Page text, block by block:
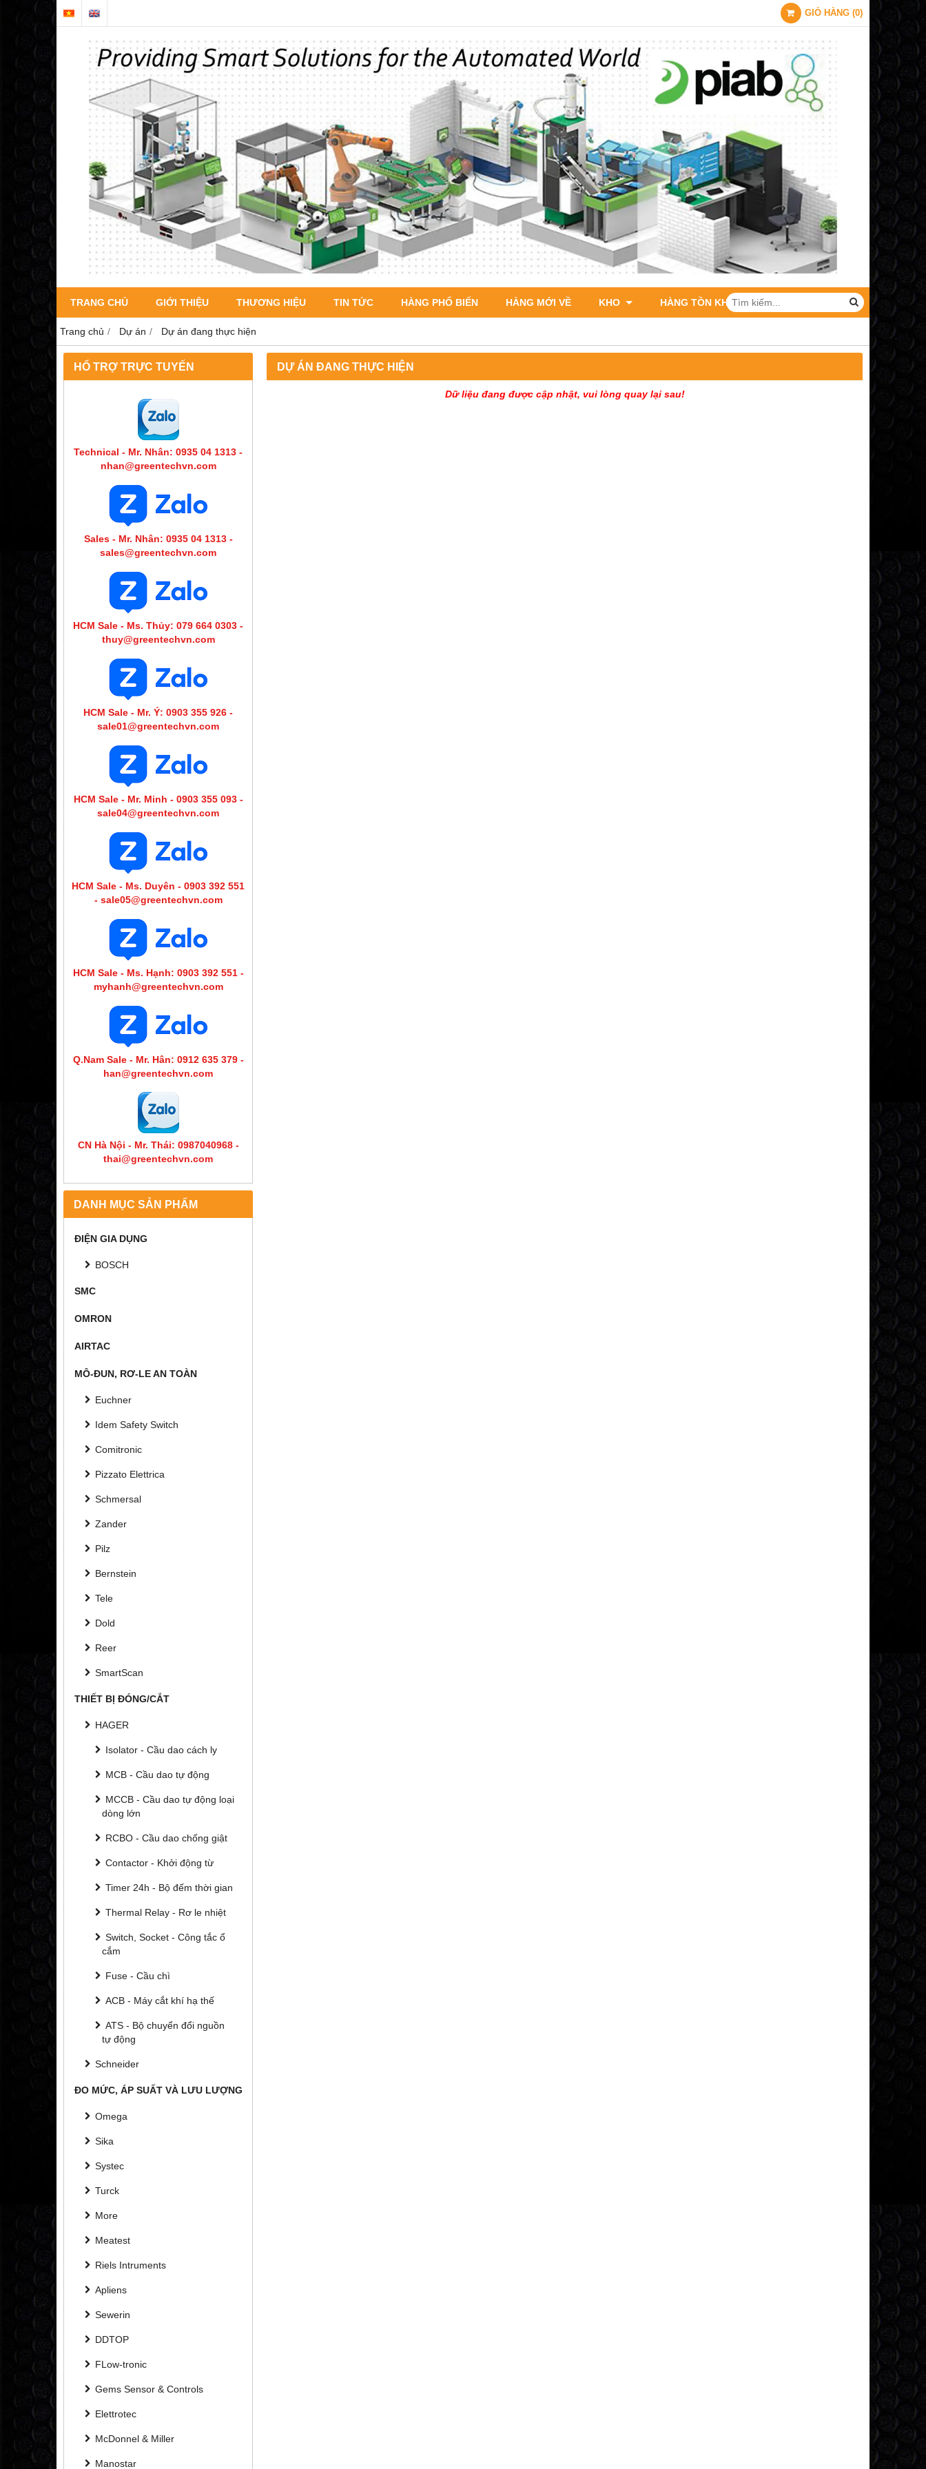
GIỎ HÀNG (0)
TRANG CHỦ GIỚI THIỆU THƯƠNG HIỆU TIN TỨC HÀNG PHỔ BIẾN HÀNG MỚI VỀ KHO HÀNG TỒN KHO
Trang chủ Dự án Dự án đang thực hiện
HỔ TRỢ TRỰC TUYẾN
Technical - Mr. Nhân: 0935 04 1313 -
nhan@greentechvn.com
Sales - Mr. Nhân: 0935 04 1313 -
sales@greentechvn.com
HCM Sale - Ms. Thủy: 079 664 0303 -
thuy@greentechvn.com
HCM Sale - Mr. Ý: 0903 355 926 -
sale01@greentechvn.com
HCM Sale - Mr. Minh - 0903 355 093 -
sale04@greentechvn.com
HCM Sale - Ms. Duyên - 0903 392 551
- sale05@greentechvn.com
HCM Sale - Ms. Hạnh: 0903 392 551 -
myhanh@greentechvn.com
Q.Nam Sale - Mr. Hân: 0912 635 379 -
han@greentechvn.com
CN Hà Nội - Mr. Thái: 0987040968 -
thai@greentechvn.com
DANH MỤC SẢN PHẨM
ĐIỆN GIA DỤNG
BOSCH
SMC
OMRON
AIRTAC
MÔ-ĐUN, RƠ-LE AN TOÀN
Euchner
Idem Safety Switch
Comitronic
Pizzato Elettrica
Schmersal
Zander
Pilz
Bernstein
Tele
Dold
Reer
SmartScan
THIẾT BỊ ĐÓNG/CẮT
HAGER
Isolator - Cầu dao cách ly
MCB - Cầu dao tự động
MCCB - Cầu dao tự động loại
dòng lớn
RCBO - Cầu dao chống giật
Contactor - Khởi động từ
Timer 24h - Bộ đếm thời gian
Thermal Relay - Rơ le nhiệt
Switch, Socket - Công tắc ổ
cắm
Fuse - Cầu chì
ACB - Máy cắt khí hạ thế
ATS - Bộ chuyển đổi nguồn
tự động
Schneider
ĐO MỨC, ÁP SUẤT VÀ LƯU LƯỢNG
Omega
Sika
Systec
Turck
More
Meatest
Riels Intruments
Apliens
Sewerin
DDTOP
FLow-tronic
Gems Sensor & Controls
Elettrotec
McDonnel & Miller
Manostar
DỰ ÁN ĐANG THỰC HIỆN
Dữ liệu đang được cập nhật, vui lòng quay lại sau!